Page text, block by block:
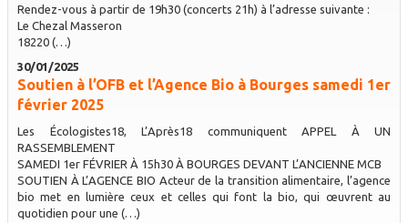
Rendez-vous à partir de 19h30 (concerts 21h) à l’adresse suivante :
Le Chezal Masseron
18220 (…)
30/01/2025
Soutien à l’OFB et l’Agence Bio à Bourges samedi 1er
février 2025
Les Écologistes18, L’Après18 communiquent APPEL À UN
RASSEMBLEMENT
SAMEDI 1er FÉVRIER À 15h30 À BOURGES DEVANT L’ANCIENNE MCB
SOUTIEN À L’AGENCE BIO Acteur de la transition alimentaire, l’agence
bio met en lumière ceux et celles qui font la bio, qui œuvrent au
quotidien pour une (…)